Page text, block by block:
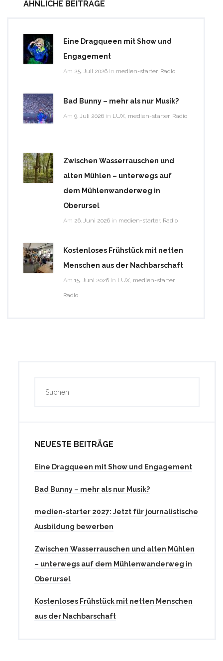
ÄHNLICHE BEITRÄGE
Eine Dragqueen mit Show und
Engagement
Am 25. Juli 2026 in medien-starter, Radio
Bad Bunny – mehr als nur Musik?
Am 9. Juli 2026 in LUX, medien-starter, Radio
Zwischen Wasserrauschen und
alten Mühlen – unterwegs auf
dem Mühlenwanderweg in
Oberursel
Am 26. Juni 2026 in medien-starter, Radio
Kostenloses Frühstück mit netten
Menschen aus der Nachbarschaft
Am 15. Juni 2026 in LUX, medien-starter,
Radio
NEUESTE BEITRÄGE
Eine Dragqueen mit Show und Engagement
Bad Bunny – mehr als nur Musik?
medien-starter 2027: Jetzt für journalistische
Ausbildung bewerben
Zwischen Wasserrauschen und alten Mühlen
– unterwegs auf dem Mühlenwanderweg in
Oberursel
Kostenloses Frühstück mit netten Menschen
aus der Nachbarschaft